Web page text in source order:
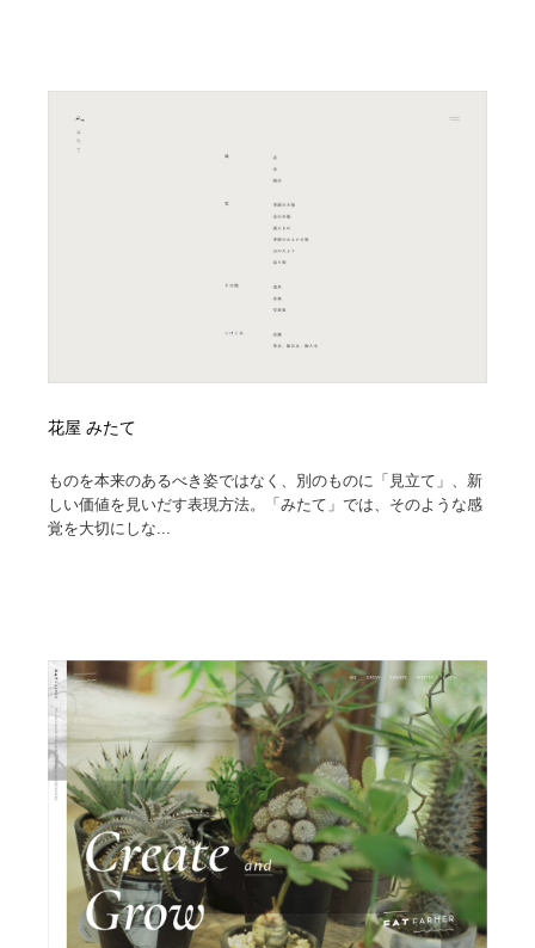
花屋 みたて
ものを本来のあるべき姿ではなく、別のものに「見立て」、新
しい価値を見いだす表現方法。「みたて」では、そのような感
覚を大切にしな...